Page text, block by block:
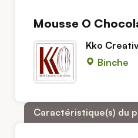
Mousse O
Kko
Binche
Caractéristique(s) du